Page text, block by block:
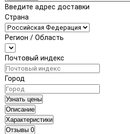
Введите адрес доставки
Страна
Регион / Область
Почтовый индекс
Город
Узнать цены
Описание
Характеристики
Отзывы 0